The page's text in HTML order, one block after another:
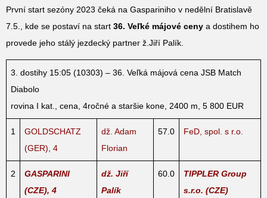
První start sezóny 2023 čeká na Gaspariniho v nedělní Bratislavě
7.5., kde se postaví na start 36. Veľké májové ceny a dostihem ho
provede jeho stálý jezdecký partner ž.Jiří Palík.
3. dostihy 15:05 (10303) – 36. Veľká májová cena JSB Match
Diabolo
rovina I kat., cena, 4ročné a staršie kone, 2400 m, 5 800 EUR
1
GOLDSCHATZ
(GER), 4
dž. Adam
Florian
57.0 FeD, spol. s r.o.
2
GASPARINI
(CZE), 4
dž. Jiří
Palík
60.0
TIPPLER Group
s.r.o. (CZE)